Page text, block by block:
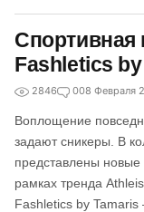
Спортивная
Fashletics
2846 008 Февраля
Воплощение
задают сникеры. В
представлены
рамках тренда
Fashletics by Tamaris